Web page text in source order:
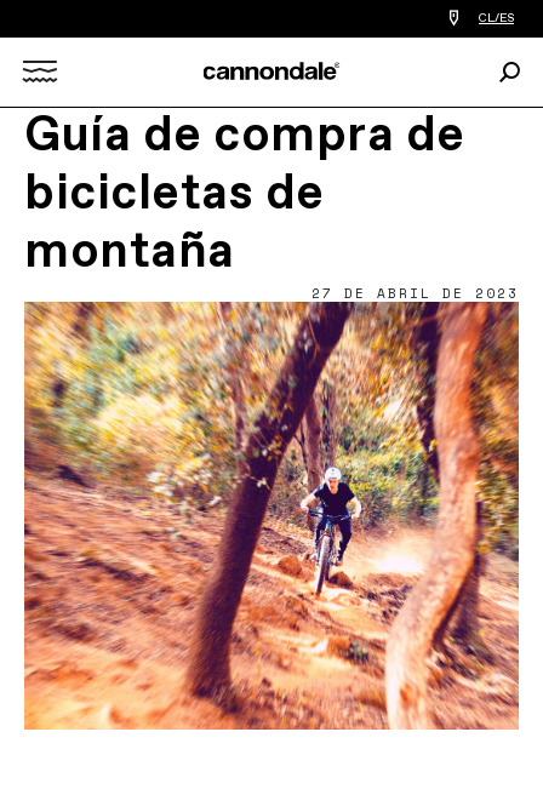
Encontrar
tiedas
bicicletas
de
CL/ES
Guía de compra de
bicicletas de
montaña
27 DE ABRIL DE 2023